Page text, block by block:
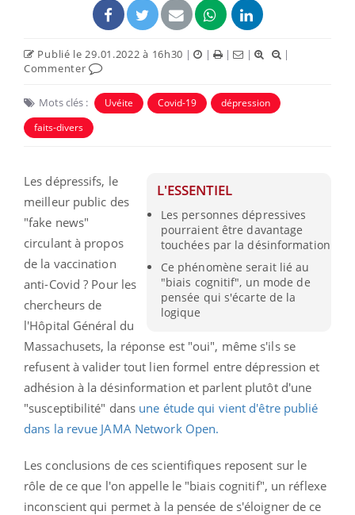
Publié le 29.01.2022 à 16h30 | | | |
|
Commenter
Mots clés : Uvéite Covid-19
dépression
faits-divers
L'ESSENTIEL
Les personnes dépressives
pourraient être davantage
touchées par la désinformation
Ce phénomène serait lié au
"biais cognitif", un mode de
pensée qui s'écarte de la
logique
Les dépressifs, le
meilleur public des
"fake news"
circulant à propos
de la vaccination
anti-Covid ? Pour les
chercheurs de
l'Hôpital Général du
Massachusets, la réponse est "oui", même s'ils se
refusent à valider tout lien formel entre dépression et
adhésion à la désinformation et parlent plutôt d'une
"susceptibilité" dans une étude qui vient d'être publié
dans la revue JAMA Network Open.
Les conclusions de ces scientifiques reposent sur le
rôle de ce que l'on appelle le "biais cognitif", un réflexe
inconscient qui permet à la pensée de s'éloigner de ce